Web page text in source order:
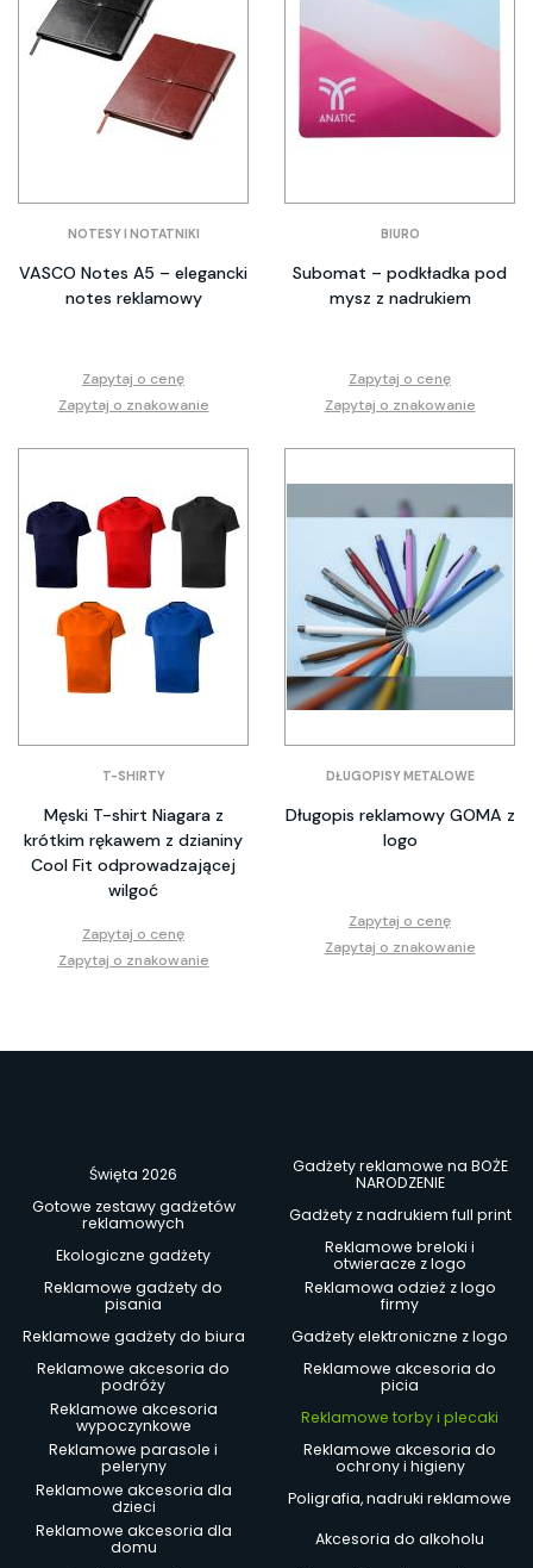
NOTESY I NOTATNIKI
VASCO Notes A5 – elegancki
notes reklamowy
Zapytaj o cenę
Zapytaj o znakowanie
BIURO
Subomat – podkładka pod
mysz z nadrukiem
Zapytaj o cenę
Zapytaj o znakowanie
T-SHIRTY
Męski T-shirt Niagara z
krótkim rękawem z dzianiny
Cool Fit odprowadzającej
wilgoć
Zapytaj o cenę
Zapytaj o znakowanie
DŁUGOPISY METALOWE
Długopis reklamowy GOMA z
logo
Zapytaj o cenę
Zapytaj o znakowanie
Święta 2026
Gadżety reklamowe na BOŻE
NARODZENIE
Gotowe zestawy gadżetów
reklamowych
Gadżety z nadrukiem full print
Ekologiczne gadżety
Reklamowe breloki i
otwieracze z logo
Reklamowe gadżety do
pisania
Reklamowa odzież z logo
firmy
Reklamowe gadżety do biura
Gadżety elektroniczne z logo
Reklamowe akcesoria do
podróży
Reklamowe akcesoria do
picia
Reklamowe akcesoria
wypoczynkowe
Reklamowe torby i plecaki
Reklamowe parasole i
peleryny
Reklamowe akcesoria do
ochrony i higieny
Reklamowe akcesoria dla
dzieci
Poligrafia, nadruki reklamowe
Reklamowe akcesoria dla
domu
Akcesoria do alkoholu